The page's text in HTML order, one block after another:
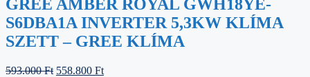
GREE AMBER ROYAL GWH18YE-
S6DBA1A INVERTER 5,3KW KLÍMA
SZETT – GREE KLÍMA
593.000Ft Original
558.800 FtCurrent